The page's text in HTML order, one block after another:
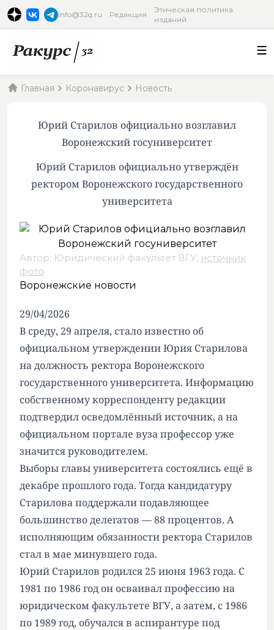
info@32q.ru Редакция
Этическая политика
изданий
Главная Коронавирус Новость
Юрий Старилов официально возглавил
Воронежский госуниверситет
Юрий Старилов официально утверждён
ректором Воронежского государственного
университета
Автор: Юридический факультет ВГУ, источник
фото.
Воронежские новости
29/04/2026
В среду, 29 апреля, стало известно об
официальном утверждении Юрия Старилова
на должность ректора Воронежского
государственного университета. Информацию
собственному корреспонденту редакции
подтвердил осведомлённый источник, а на
официальном портале вуза профессор уже
значится руководителем.
Выборы главы университета состоялись ещё в
декабре прошлого года. Тогда кандидатуру
Старилова поддержали подавляющее
большинство делегатов — 88 процентов. А
исполняющим обязанности ректора Старилов
сталв мае минувшего года.
Юрий Старилов родился 25 июня 1963 года. С
1981 по 1986 год он осваивал профессию на
юридическом факультете ВГУ, а затем, с 1986
по 1989 год, обучался в аспирантуре под